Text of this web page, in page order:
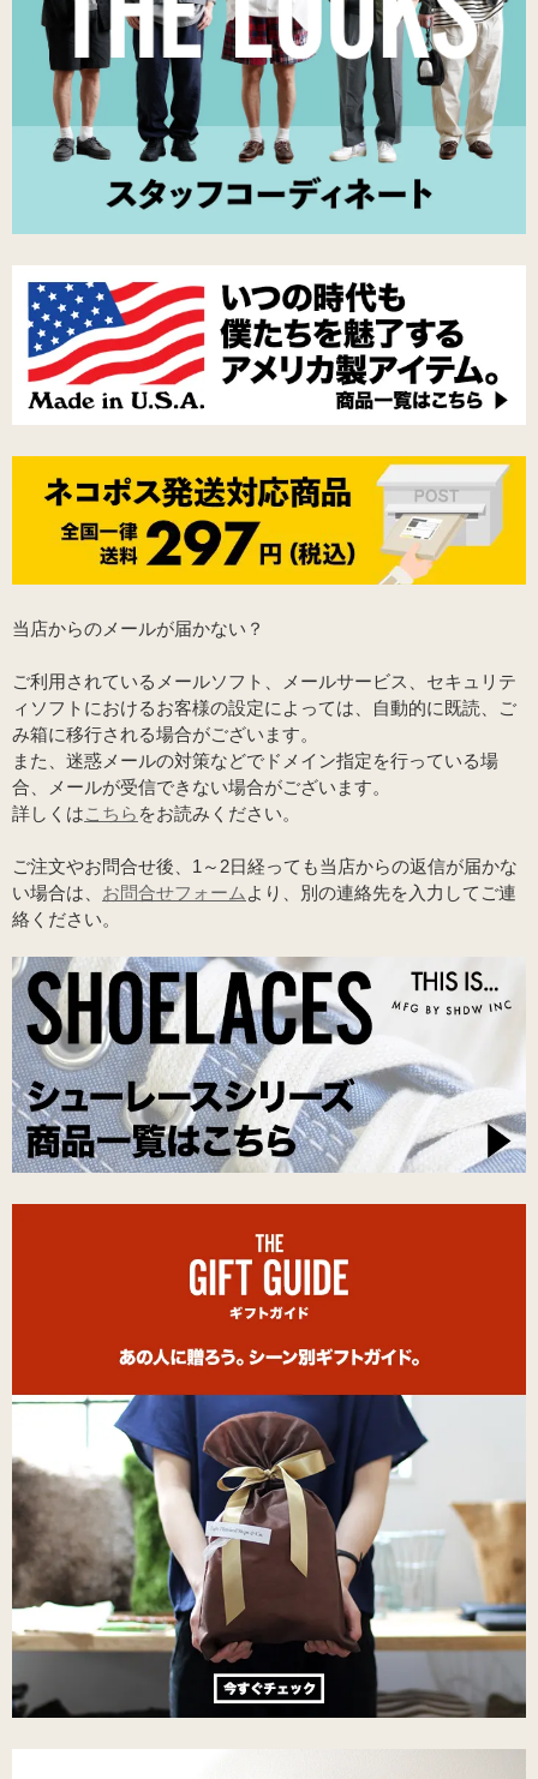
当店からのメールが届かない？
ご利用されているメールソフト、メールサービス、セキュリテ
ィソフトにおけるお客様の設定によっては、自動的に既読、ご
み箱に移行される場合がございます。
また、迷惑メールの対策などでドメイン指定を行っている場
合、メールが受信できない場合がございます。
詳しくはこちら をお読みください。
ご注文やお問合せ後、1～2日経っても当店からの返信が届かな
い場合は、 お問合せフォームより、別の連絡先を入力してご連
絡ください。